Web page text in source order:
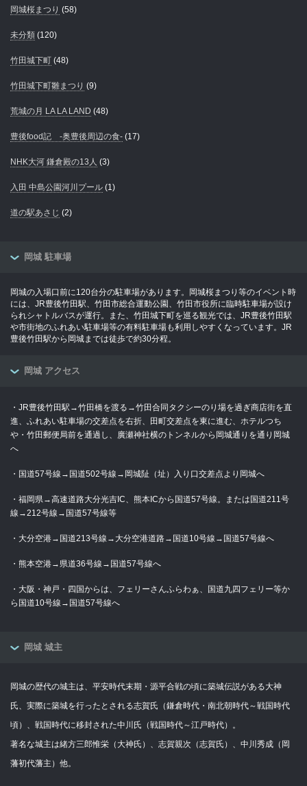
岡城桜まつり (58)
未分類 (120)
竹田城下町 (48)
竹田城下町雛まつり (9)
荒城の月 LA LA LAND (48)
豊後food記 -奥豊後周辺の食- (17)
NHK大河 鎌倉殿の13人 (3)
入田 中島公園河川プール (1)
道の駅あさじ (2)
岡城 駐車場
岡城の入場口前に120台分の駐車場があります。岡城桜まつり等のイベント時
には、JR豊後竹田駅、竹田市総合運動公園、竹田市役所に臨時駐車場が設け
られシャトルバスが運行。また、竹田城下町を巡る観光では、JR豊後竹田駅
や市街地のふれあい駐車場等の有料駐車場も利用しやすくなっています。JR
豊後竹田駅から岡城までは徒歩で約30分程。
岡城 アクセス
・JR豊後竹田駅→竹田橋を渡る→竹田合同タクシーのり場を過ぎ商店街を直
進、ふれあい駐車場の交差点を右折、田町交差点を東に進む、ホテルつち
や・竹田郵便局前を通過し、廣瀬神社横のトンネルから岡城通りを通り岡城
へ
・国道57号線→国道502号線→岡城阯（址）入り口交差点より岡城へ
・福岡県→高速道路大分光吉IC、熊本ICから国道57号線。または国道211号
線→212号線→国道57号線等
・大分空港→国道213号線→大分空港道路→国道10号線→国道57号線へ
・熊本空港→県道36号線→国道57号線へ
・大阪・神戸・四国からは、フェリーさんふらわぁ、国道九四フェリー等か
ら国道10号線→国道57号線へ
岡城 城主
岡城の歴代の城主は、平安時代末期・源平合戦の頃に築城伝説がある大神
氏、実際に築城を行ったとされる志賀氏（鎌倉時代・南北朝時代～戦国時代
頃）、戦国時代に移封された中川氏（戦国時代～江戸時代）。
著名な城主は緒方三郎惟栄（大神氏）、志賀親次（志賀氏）、中川秀成（岡
藩初代藩主）他。